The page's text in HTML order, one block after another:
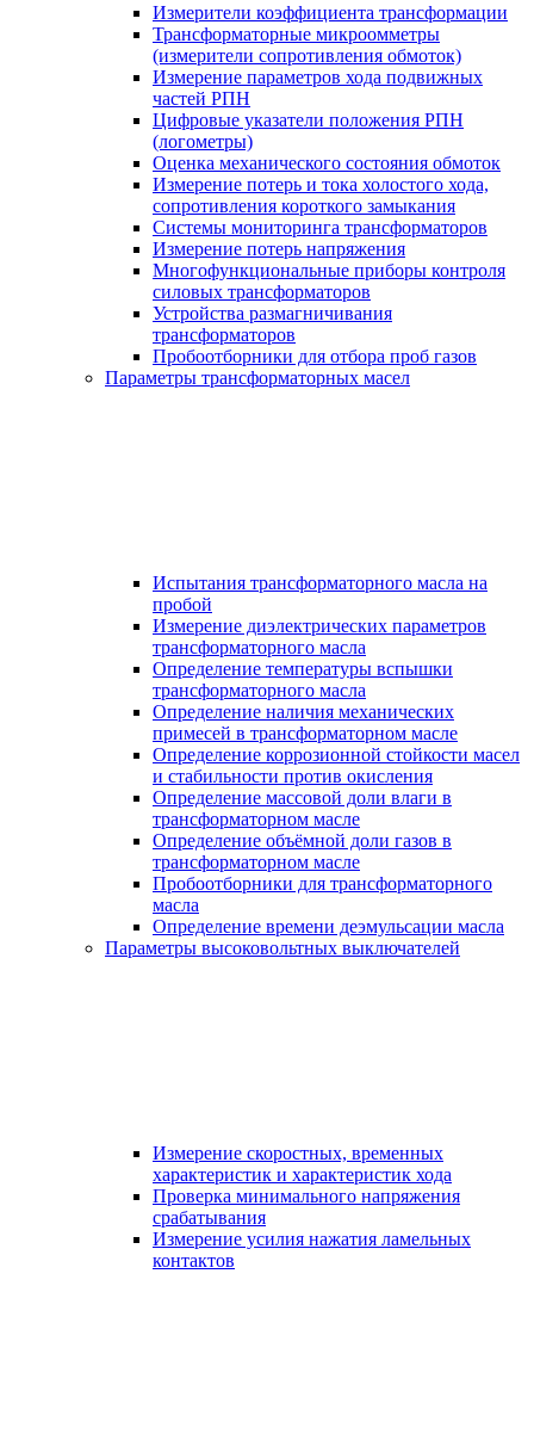
Измерители коэффициента трансформации
Трансформаторные микроомметры
(измерители сопротивления обмоток)
Измерение параметров хода подвижных
частей РПН
Цифровые указатели положения РПН
(логометры)
Оценка механического состояния обмоток
Измерение потерь и тока холостого хода,
сопротивления короткого замыкания
Системы мониторинга трансформаторов
Измерение потерь напряжения
Многофункциональные приборы контроля
силовых трансформаторов
Устройства размагничивания
трансформаторов
Пробоотборники для отбора проб газов
Параметры трансформаторных масел
Испытания трансформаторного масла на
пробой
Измерение диэлектрических параметров
трансформаторного масла
Определение температуры вспышки
трансформаторного масла
Определение наличия механических
примесей в трансформаторном масле
Определение коррозионной стойкости масел
и стабильности против окисления
Определение массовой доли влаги в
трансформаторном масле
Определение объёмной доли газов в
трансформаторном масле
Пробоотборники для трансформаторного
масла
Определение времени деэмульсации масла
Параметры высоковольтных выключателей
Измерение скоростных, временных
характеристик и характеристик хода
Проверка минимального напряжения
срабатывания
Измерение усилия нажатия ламельных
контактов